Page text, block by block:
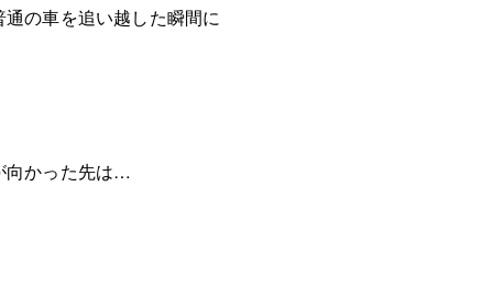
の車を追い越した瞬間に
向かった先は…